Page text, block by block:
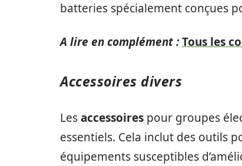
batteries spécialement conçues
A lire en complément :Tous les
Accessoires divers
Lesaccessoires pour groupes
essentiels. Cela inclut des outils
équipements susceptibles